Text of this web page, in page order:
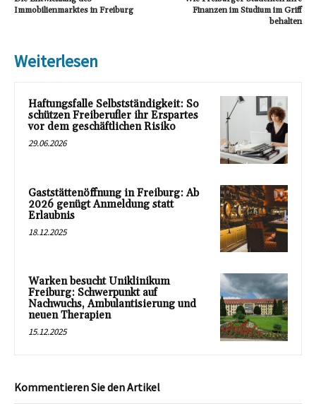
Immobilienmarktes in Freiburg
Finanzen im Studium im Griff
behalten
Weiterlesen
Haftungsfalle Selbstständigkeit: So
schützen Freiberufler ihr Erspartes
vor dem geschäftlichen Risiko
29.06.2026
Gaststättenöffnung in Freiburg: Ab
2026 genügt Anmeldung statt
Erlaubnis
18.12.2025
Warken besucht Uniklinikum
Freiburg: Schwerpunkt auf
Nachwuchs, Ambulantisierung und
neuen Therapien
15.12.2025
Kommentieren Sie den Artikel